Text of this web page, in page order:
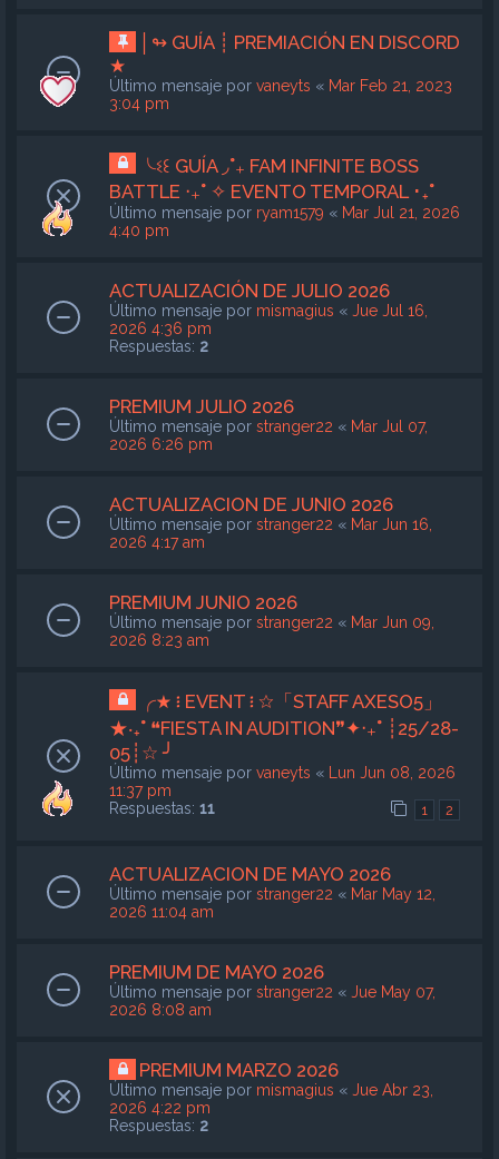
│↬ GUÍA ┊ PREMIACIÓN EN DISCORD
★
Último mensaje por vaneyts « Mar Feb 21, 2023
3:04 pm
╰ଽ꒰ GUÍA ◞˚₊ FAM INFINITE BOSS
BATTLE ‧₊˚ ✧ EVENTO TEMPORAL ･₊˚
Último mensaje por ryam1579 « Mar Jul 21, 2026
4:40 pm
ACTUALIZACIÓN DE JULIO 2026
Último mensaje por mismagius « Jue Jul 16,
2026 4:36 pm
Respuestas: 2
PREMIUM JULIO 2026
Último mensaje por stranger22 « Mar Jul 07,
2026 6:26 pm
ACTUALIZACION DE JUNIO 2026
Último mensaje por stranger22 « Mar Jun 16,
2026 4:17 am
PREMIUM JUNIO 2026
Último mensaje por stranger22 « Mar Jun 09,
2026 8:23 am
╭★ ፧ EVENT ፧ ☆「STAFF AXESO5」
★‧₊˚ ❝FIESTA IN AUDITION❞✦‧₊˚ ┊25/28-
05┊☆ ╯
Último mensaje por vaneyts «
Lun Jun 08, 2026
11:37 pm
Respuestas: 11 1 2
ACTUALIZACION DE MAYO 2026
Último mensaje por stranger22 « Mar May 12,
2026 11:04 am
PREMIUM DE MAYO 2026
Último mensaje por stranger22 « Jue May 07,
2026 8:08 am
PREMIUM MARZO 2026
Último mensaje por mismagius « Jue Abr 23,
2026 4:22 pm
Respuestas: 2